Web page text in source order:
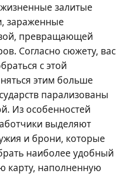
залитые
зараженные
превращающей
Согласно сюжету, вас
с этой
этим больше
парализованы
Из особенностей
выделяют
и брони, которые
наиболее удобный
карту, наполненную